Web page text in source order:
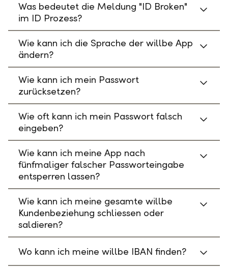
Was bedeutet die Meldung "ID Broken"
im ID Prozess?
Wie kann ich die Sprache der willbe App
ändern?
Wie kann ich mein Passwort
zurücksetzen?
Wie oft kann ich mein Passwort falsch
eingeben?
Wie kann ich meine App nach
fünfmaliger falscher Passworteingabe
entsperren lassen?
Wie kann ich meine gesamte willbe
Kundenbeziehung schliessen oder
saldieren?
Wo kann ich meine willbe IBAN finden?